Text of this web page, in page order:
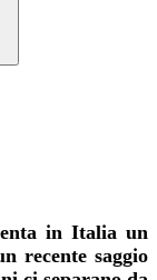
in Italia un
recente saggio